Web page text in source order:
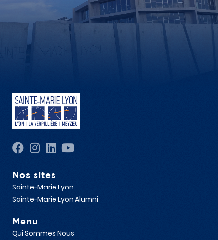
Nos sites
Sainte-Marie Lyon
Sainte-Marie Lyon Alumni
Menu
Qui Sommes Nous